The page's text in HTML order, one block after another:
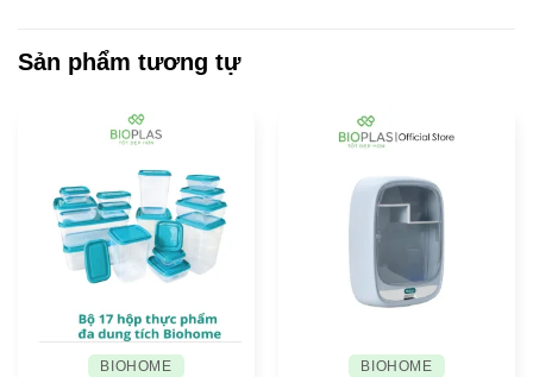
Bio
chọn
đựng
thực
phẩm
an
toàn
gia
đình
Sản phẩm tương tự
BIOHOME BIOHOME